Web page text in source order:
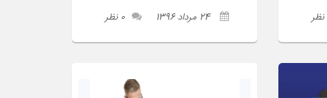
24 مرداد 1396 0 نظر